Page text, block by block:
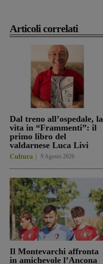
Articoli correlati
Dal treno all’ospedale, la
vita in “Frammenti”: il
primo libro del
valdarnese Luca Livi
Cultura 9 Agosto 2026
Il Montevarchi affronta
in amichevole l’Ancona